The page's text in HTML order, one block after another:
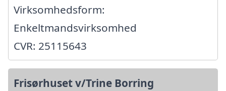
Virksomhedsform:
Enkeltmandsvirksomhed
CVR: 25115643
Frisørhuset v/Trine Borring